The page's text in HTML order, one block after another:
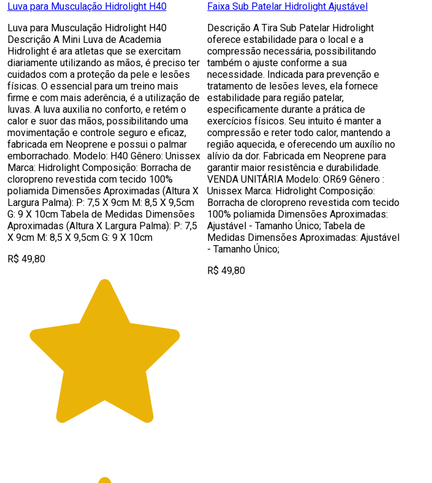
Luva para Musculação Hidrolight H40
Luva para Musculação Hidrolight H40
Descrição A Mini Luva de Academia
Hidrolight é ara atletas que se exercitam
diariamente utilizando as mãos, é preciso ter
cuidados com a proteção da pele e lesões
físicas. O essencial para um treino mais
firme e com mais aderência, é a utilização de
luvas. A luva auxilia no conforto, e retém o
calor e suor das mãos, possibilitando uma
movimentação e controle seguro e eficaz,
fabricada em Neoprene e possui o palmar
emborrachado. Modelo: H40 Gênero: Unissex
Marca: Hidrolight Composição: Borracha de
cloropreno revestida com tecido 100%
poliamida Dimensões Aproximadas (Altura X
Largura Palma): P: 7,5 X 9cm M: 8,5 X 9,5cm
G: 9 X 10cm Tabela de Medidas Dimensões
Aproximadas (Altura X Largura Palma): P: 7,5
X 9cm M: 8,5 X 9,5cm G: 9 X 10cm
R$ 49,80
Faixa Sub Patelar Hidrolight Ajustável
Descrição A Tira Sub Patelar Hidrolight
oferece estabilidade para o local e a
compressão necessária, possibilitando
também o ajuste conforme a sua
necessidade. Indicada para prevenção e
tratamento de lesões leves, ela fornece
estabilidade para região patelar,
especificamente durante a prática de
exercícios físicos. Seu intuito é manter a
compressão e reter todo calor, mantendo a
região aquecida, e oferecendo um auxílio no
alívio da dor. Fabricada em Neoprene para
garantir maior resistência e durabilidade.
VENDA UNITÁRIA Modelo: OR69 Gênero :
Unissex Marca: Hidrolight Composição:
Borracha de cloropreno revestida com tecido
100% poliamida Dimensões Aproximadas:
Ajustável - Tamanho Único; Tabela de
Medidas Dimensões Aproximadas: Ajustável
- Tamanho Único;
R$ 49,80